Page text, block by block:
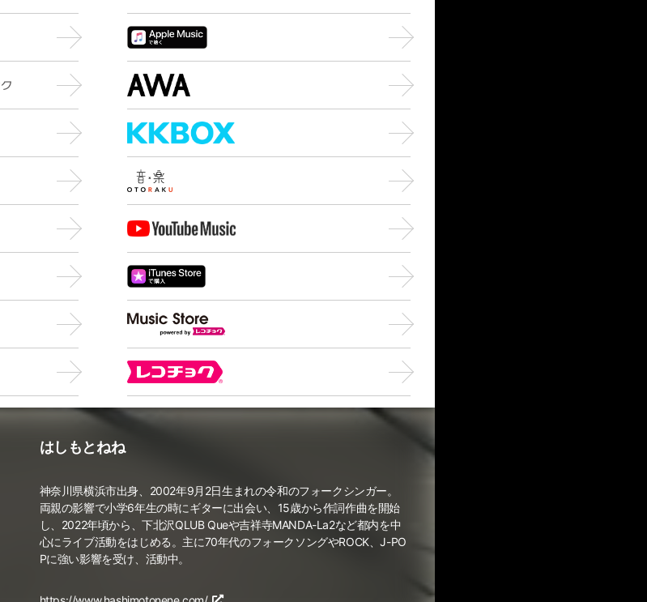
はしもとねね
神奈川県横浜市出身、2002年9月2日生まれの令和のフォークシンガー。
両親の影響で小学6年生の時にギターに出会い、15歳から作詞作曲を開始
し、2022年頃から、下北沢QLUB Queや吉祥寺MANDA-La2など都内を中
心にライブ活動をはじめる。主に70年代のフォークソングやROCK、J-PO
Pに強い影響を受け、活動中。